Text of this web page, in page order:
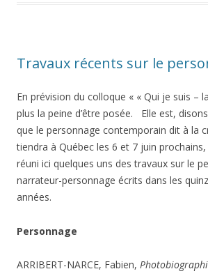
Travaux récents sur le
En prévision du colloque « « Qui je suis –
plus la peine d’être posée. Elle est,
que le personnage contemporain dit à la
tiendra à Québec les 6 et 7 juin prochains,
réuni ici quelques uns des travaux sur le
narrateur-personnage écrits dans les
années.
Personnage
ARRIBERT-NARCE, Fabien,